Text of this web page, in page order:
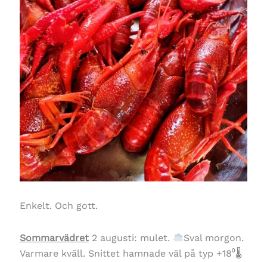
Enkelt. Och gott.
Sommarvädret2 augusti: mulet.
Sval morgon.
Varmare kväll. Snittet hamnade väl på typ +18⁰🌡